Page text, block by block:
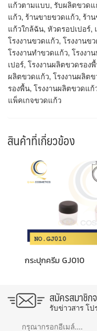
แก้วตามแบบ, รับผลิตขวด
แก้ว, ร้านขายขวดแก้ว, ร้า
แก้วใกล้ฉัน, หัวดรอปเปอร์
โรงงานขวดแก้ว, โรงงานข
โรงงานทำขวดแก้ว, โรงงา
เปอร์, โรงงานผลิตขวดรอง
ผลิตขวดแก้ว, โรงงานผลิต
รองพื้น, โรงงานผลิตขวดแก้
แพ็คเกจขวดแก้ว
สินค้าที่เกี่ยวข้อง
กระปุกครีม GJ010
สมัครสมาชิก
รับข่าวสาร โ